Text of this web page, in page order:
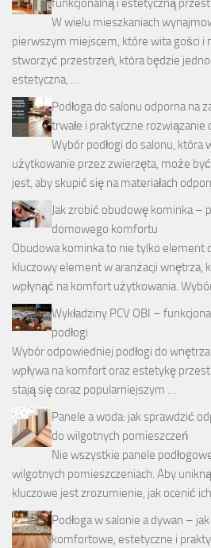
funkcjonalną i estetyczną
W wielu mieszkaniach
pierwszym miejscem, które wita gości i
stworzyć przestrzeń, która będzie
estetyczna, …
Podłoga do salonu odporna na
trwałe i praktyczne
Wybór podłogi do salonu,
użytkowanie przez zwierzęta, może
jest, aby skupić się na materiałach
Jak zrobić obudowę kominka –
domowego komfortu
Obudowa kominka to nie tylko element
kluczowy element w aranżacji wnętrza,
wpłynąć na komfort użytkowania.
Wykładziny PCV OBI –
podłogi
Wybór odpowiedniej podłogi do
wpływa na komfort oraz estetykę
stają się coraz popularniejszym …
Panele a woda: jak sprawdzić
do wilgotnych pomieszczeń
Nie wszystkie panele
wilgotnych pomieszczeniach. Aby
kluczowe jest zrozumienie, jak ocenić
Podłoga w salonie a dywan –
komfortowe, estetyczne i